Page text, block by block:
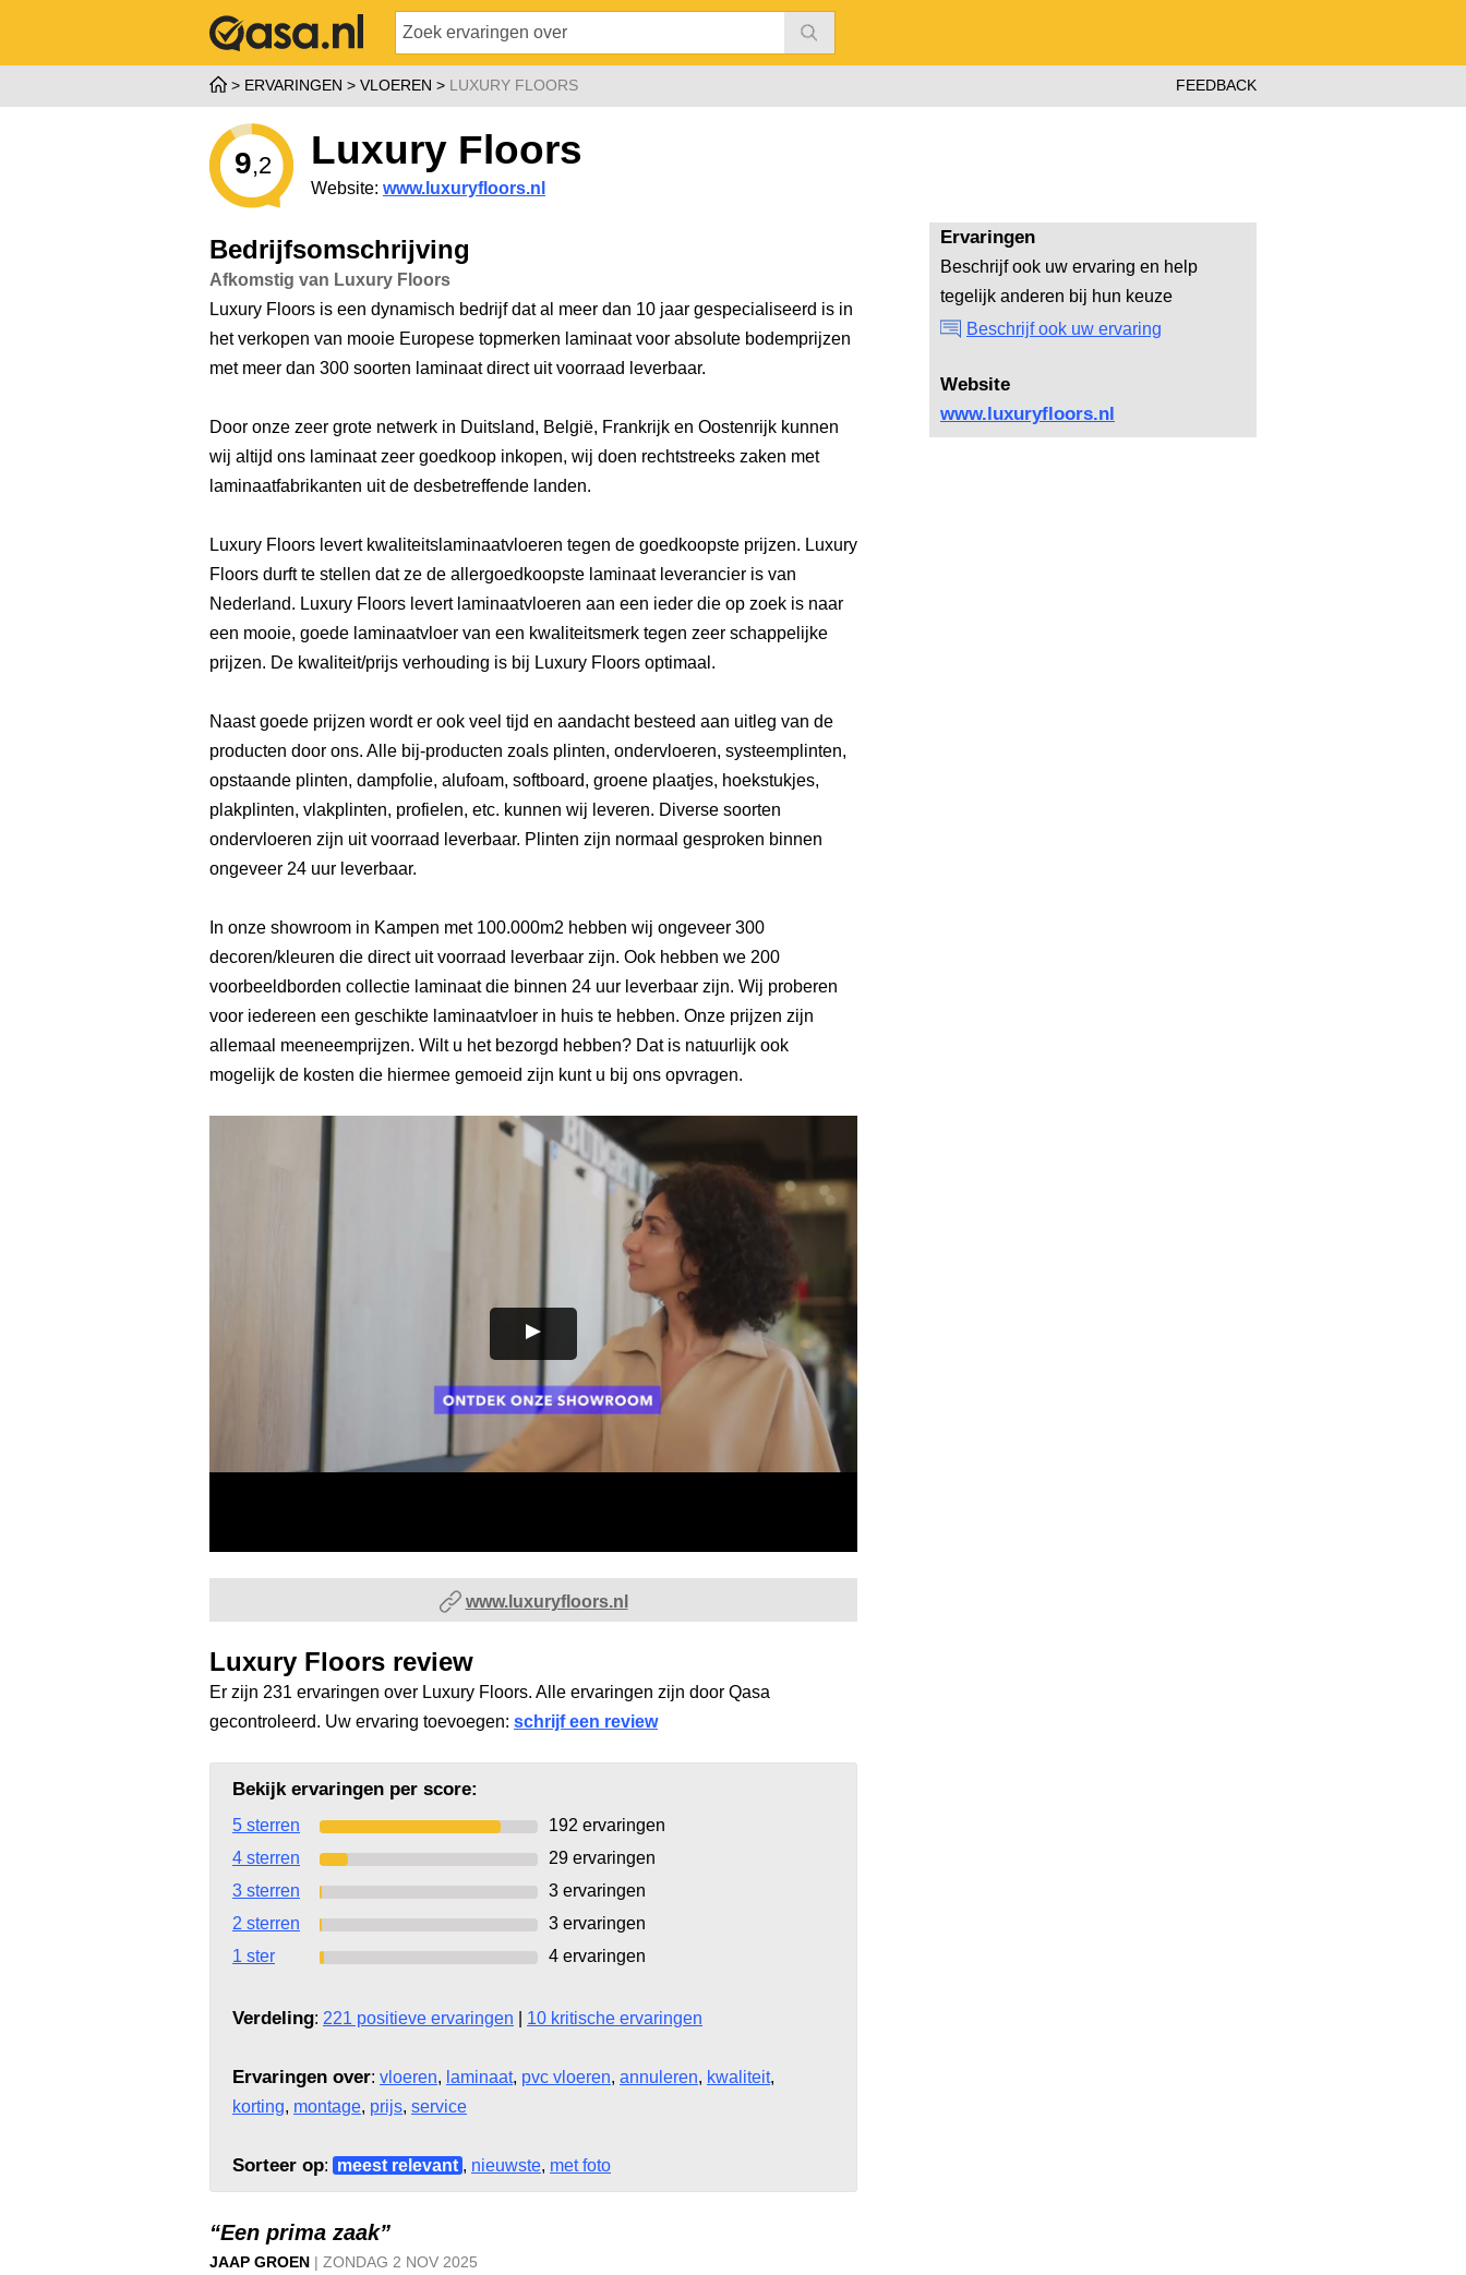
ERVARINGEN VLOEREN LUXURY FLOORS FEEDBACK
9,2 Luxury Floors
Website: www.luxuryfloors.nl
Ervaringen
Beschrijf ook uw ervaring en help
tegelijk anderen bij hun keuze
Beschrijf ook uw ervaring
Website
www.luxuryfloors.nl
Bedrijfsomschrijving
Afkomstig van Luxury Floors
Luxury Floors is een dynamisch bedrijf dat al meer dan 10 jaar gespecialiseerd is in
het verkopen van mooie Europese topmerken laminaat voor absolute bodemprijzen
met meer dan 300 soorten laminaat direct uit voorraad leverbaar.
Door onze zeer grote netwerk in Duitsland, België, Frankrijk en Oostenrijk kunnen
wij altijd ons laminaat zeer goedkoop inkopen, wij doen rechtstreeks zaken met
laminaatfabrikanten uit de desbetreffende landen.
Luxury Floors levert kwaliteitslaminaatvloeren tegen de goedkoopste prijzen. Luxury
Floors durft te stellen dat ze de allergoedkoopste laminaat leverancier is van
Nederland. Luxury Floors levert laminaatvloeren aan een ieder die op zoek is naar
een mooie, goede laminaatvloer van een kwaliteitsmerk tegen zeer schappelijke
prijzen. De kwaliteit/prijs verhouding is bij Luxury Floors optimaal.
Naast goede prijzen wordt er ook veel tijd en aandacht besteed aan uitleg van de
producten door ons. Alle bij-producten zoals plinten, ondervloeren, systeemplinten,
opstaande plinten, dampfolie, alufoam, softboard, groene plaatjes, hoekstukjes,
plakplinten, vlakplinten, profielen, etc. kunnen wij leveren. Diverse soorten
ondervloeren zijn uit voorraad leverbaar. Plinten zijn normaal gesproken binnen
ongeveer 24 uur leverbaar.
In onze showroom in Kampen met 100.000m2 hebben wij ongeveer 300
decoren/kleuren die direct uit voorraad leverbaar zijn. Ook hebben we 200
voorbeeldborden collectie laminaat die binnen 24 uur leverbaar zijn. Wij proberen
voor iedereen een geschikte laminaatvloer in huis te hebben. Onze prijzen zijn
allemaal meeneemprijzen. Wilt u het bezorgd hebben? Dat is natuurlijk ook
mogelijk de kosten die hiermee gemoeid zijn kunt u bij ons opvragen.
www.luxuryfloors.nl
Luxury Floors review
Er zijn 231 ervaringen over Luxury Floors. Alle ervaringen zijn door Qasa
gecontroleerd. Uw ervaring toevoegen: schrijf een review
Bekijk ervaringen per score:
5 sterren 192 ervaringen
4 sterren
29 ervaringen
3 sterren
3 ervaringen
2 sterren
3 ervaringen
1 ster
4 ervaringen
Verdeling: 221 positieve ervaringen 10 kritische ervaringen
Ervaringen over: vloeren, laminaat, pvc vloeren, annuleren, kwaliteit,
korting, montage, prijs, service
Sorteer op: meest relevant , nieuwste, met foto
“Een prima zaak”
JAAP GROEN | ZONDAG 2 NOV 2025